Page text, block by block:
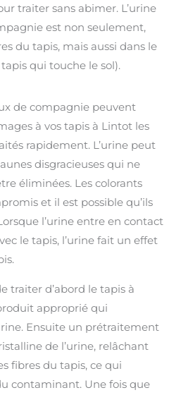
traiter sans abimer. L’urine
est non seulement,
du tapis, mais aussi dans le
qui touche le sol).
de compagnie peuvent
à vos tapis à Lintot les
rapidement. L’urine peut
disgracieuses qui ne
éliminées. Les colorants
et il est possible qu’ils
l’urine entre en contact
le tapis, l’urine fait un effet
traiter d’abord le tapis à
approprié qui
Ensuite un prétraitement
de l’urine, relâchant
fibres du tapis, ce qui
contaminant. Une fois que